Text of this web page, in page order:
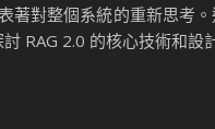
著對整個系統的重新思考
RAG 2.0 的核心技術和設